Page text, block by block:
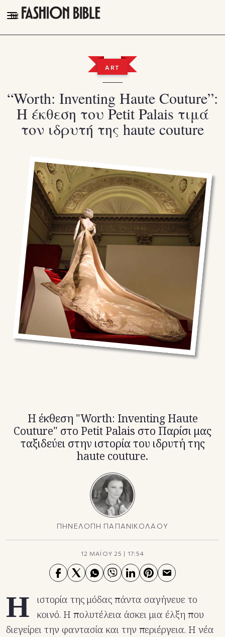
THE FASHION BIBLE
TALK OF THE TOWN
PLEASURES
VIDEOS
Facebook
Instagram
Youtube
TikTok
X(Twitter)
ART
“Worth: Inventing Haute Couture”:
Η έκθεση του Petit Palais τιμά
τον ιδρυτή της haute couture
Η έκθεση "Worth: Inventing Haute
Couture" στο Petit Palais στο Παρίσι μας
ταξιδεύει στην ιστορία του ιδρυτή της
haute couture.
ΠΗΝΕΛΟΠΗ ΠΑΠΑΝΙΚΟΛΑΟΥ
12 ΜΑΪΟΥ 25 | 17:54
Η
ιστορία της μόδας πάντα σαγήνευε το
κοινό. Η πολυτέλεια άσκει μια έλξη που
διεγείρει την φαντασία και την περιέργεια. Η νέα